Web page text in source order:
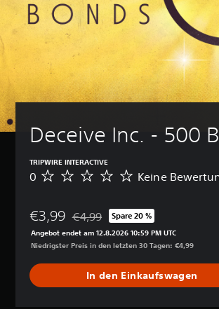
Deceive Inc. - 500
TRIPWIRE INTERACTIVE
K
n
w
e
0 Keine
€3,99 Preisnachlass gegenüber dem
€4,99 Spare 20 %
Angebot endet am 12.8.2026 10:59 PM UTC
Niedrigster Preis in den letzten 30 Tagen: €4,99
In den Einkaufswagen